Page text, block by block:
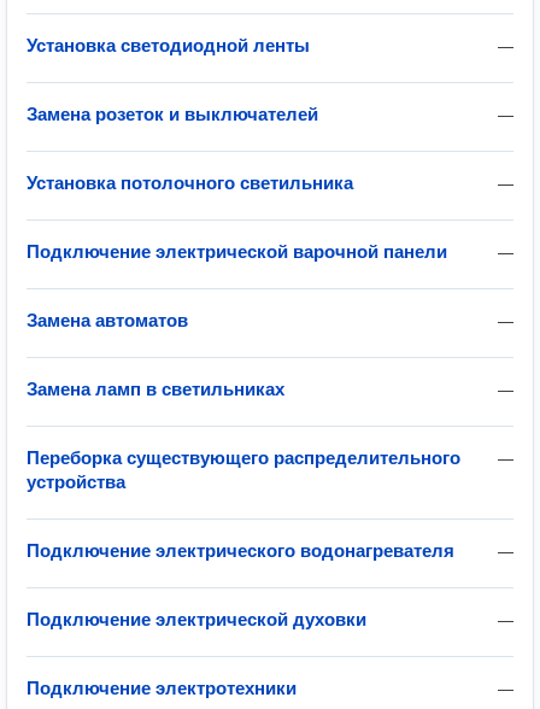
—
Установка светодиодной ленты
—
Замена розеток и выключателей
—
Установка потолочного светильника
—
Подключение электрической варочной панели
—
Замена автоматов
—
Замена ламп в светильниках
—
Переборка существующего распределительного
устройства
—
Подключение электрического водонагревателя
—
Подключение электрической духовки
—
Подключение электротехники